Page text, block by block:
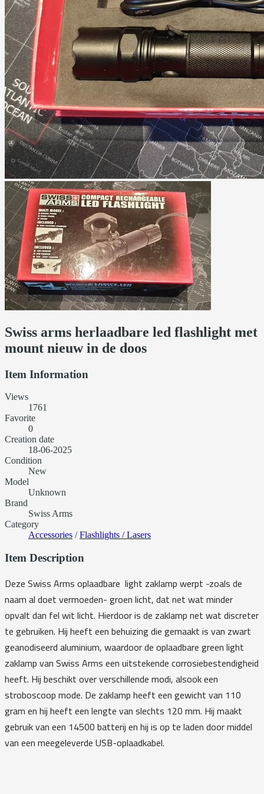
Swiss arms herlaadbare led flashlight met
mount nieuw in de doos
Item Information
Views
1761
Favorite
0
Creation date
18-06-2025
Condition
New
Model
Unknown
Brand
Swiss Arms
Category
Accessories /Flashlights / Lasers
Item Description
Deze Swiss Arms oplaadbare light zaklamp werpt -zoals de
naam al doet vermoeden- groen licht, dat net wat minder
opvalt dan fel wit licht. Hierdoor is de zaklamp net wat discreter
te gebruiken. Hij heeft een behuizing die gemaakt is van zwart
geanodiseerd aluminium, waardoor de oplaadbare green light
zaklamp van Swiss Arms een uitstekende corrosiebestendigheid
heeft. Hij beschikt over verschillende modi, alsook een
stroboscoop mode. De zaklamp heeft een gewicht van 110
gram en hij heeft een lengte van slechts 120 mm. Hij maakt
gebruik van een 14500 batterij en hij is op te laden door middel
van een meegeleverde USB-oplaadkabel.